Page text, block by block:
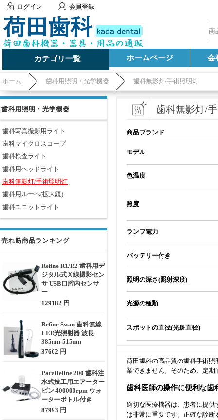
ログイン 会員登録
カテゴリ一覧 ホームページ 会
ホーム 歯科用照明・光学機器 歯科無影灯/手術照明灯
歯科用照明・光学機器
歯科写真撮影用ライト
歯科マイクロスコープ
歯科検査ライト
歯科用ヘッドライト
歯科無影灯/手術照明灯
歯科用ルーペ(拡大鏡)
歯科ユニットライト
売れ筋商品ランキング
Refine R1/R2 歯科用デ
ジタル式Ｘ線撮影セン
サ USB口腔内センサ
ー
129182 円
Refine Swan 歯科無線
LED光照射器 波長
385nm-515nm
37602 円
Paralleline 200 歯科注
水式技工用エアーター
ビン 400000rpm ウォ
ーターボトル付き
87993 円
歯科無影灯/
商品ブランド
モデル
色温度
照度
ランプ電力
バッテリー付き
照明の深さ(照射深度)
光源の種類
スポットの直径(光斑直径)
荷田歯科の高品質の歯科手術
業できません。そのため、定
歯科医師の操作に便利な歯
適切な医療機器は、患者に提
は非常に重要です。正確な診